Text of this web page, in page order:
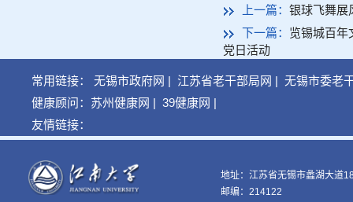
上一篇： 银球飞舞
下一篇： 览锡城百
党日活动
常用链接： 无锡市政府网 | 江苏省老干部局网 | 无锡市委老
健康顾问： 苏州健康网 | 39健康网 |
友情链接：
地址：江苏省无锡市蠡湖大道
邮编：214122